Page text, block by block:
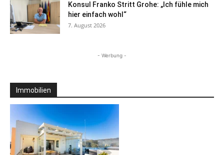
Konsul Franko Stritt Grohe: „Ich fühle mich
hier einfach wohl“
7. August 2026
- Werbung -
Immobilien